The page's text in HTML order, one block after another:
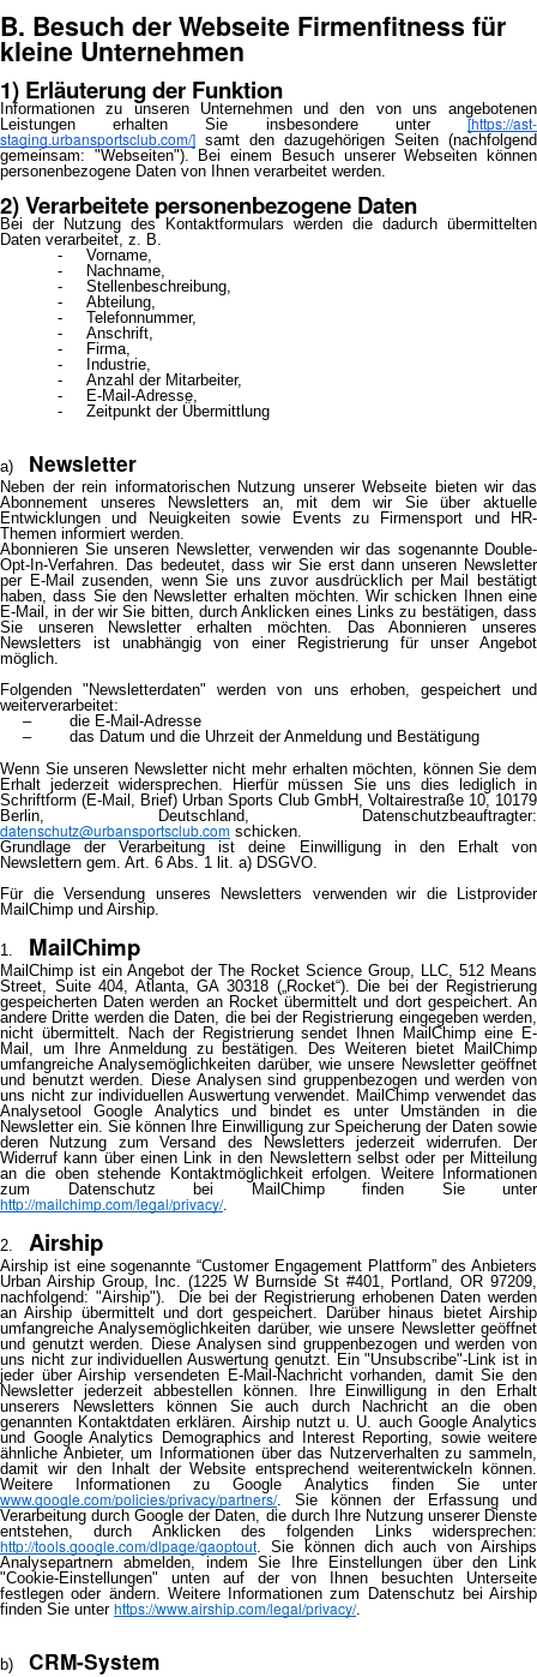
B. Besuch der Webseite Firmenfitness für
kleine Unternehmen
1) Erläuterung der Funktion
Informationen zu unseren Unternehmen und den von uns angebotenen
Leistungen erhalten Sie insbesondere unter[https://ast-
staging.urbansportsclub.com/] samt den dazugehörigen Seiten (nachfolgend
gemeinsam: "Webseiten"). Bei einem Besuch unserer Webseiten können
personenbezogene Daten von Ihnen verarbeitet werden.
2) Verarbeitete personenbezogene Daten
Bei der Nutzung des Kontaktformulars werden die dadurch übermittelten
Daten verarbeitet, z. B.
Vorname,
Nachname,
Stellenbeschreibung,
Abteilung,
Telefonnummer,
Anschrift,
Firma,
Industrie,
Anzahl der Mitarbeiter,
E-Mail-Adresse,
Zeitpunkt der Übermittlung
Newsletter
Neben der rein informatorischen Nutzung unserer Webseite bieten wir das
Abonnement unseres Newsletters an, mit dem wir Sie über aktuelle
Entwicklungen und Neuigkeiten sowie Events zu Firmensport und HR-
Themen informiert werden.
Abonnieren Sie unseren Newsletter, verwenden wir das sogenannte Double-
Opt-In-Verfahren. Das bedeutet, dass wir Sie erst dann unseren Newsletter
per E-Mail zusenden, wenn Sie uns zuvor ausdrücklich per Mail bestätigt
haben, dass Sie den Newsletter erhalten möchten. Wir schicken Ihnen eine
E-Mail, in der wir Sie bitten, durch Anklicken eines Links zu bestätigen, dass
Sie unseren Newsletter erhalten möchten. Das Abonnieren unseres
Newsletters ist unabhängig von einer Registrierung für unser Angebot
möglich.
Folgenden "Newsletterdaten" werden von uns erhoben, gespeichert und
weiterverarbeitet:
– die E-Mail-Adresse
– das Datum und die Uhrzeit der Anmeldung und Bestätigung
Wenn Sie unseren Newsletter nicht mehr erhalten möchten, können Sie dem
Erhalt jederzeit widersprechen. Hierfür müssen Sie uns dies lediglich in
Schriftform (E-Mail, Brief) Urban Sports Club GmbH, Voltairestraße 10, 10179
Berlin, Deutschland, Datenschutzbeauftragter:
datenschutz@urbansportsclub.com schicken.
Grundlage der Verarbeitung ist deine Einwilligung in den Erhalt von
Newslettern gem. Art. 6 Abs. 1 lit. a) DSGVO.
Für die Versendung unseres Newsletters verwenden wir die Listprovider
MailChimp und Airship.
MailChimp
MailChimp ist ein Angebot der The Rocket Science Group, LLC, 512 Means
Street, Suite 404, Atlanta, GA 30318 („Rocket“). Die bei der Registrierung
gespeicherten Daten werden an Rocket übermittelt und dort gespeichert. An
andere Dritte werden die Daten, die bei der Registrierung eingegeben werden,
nicht übermittelt. Nach der Registrierung sendet Ihnen MailChimp eine E-
Mail, um Ihre Anmeldung zu bestätigen. Des Weiteren bietet MailChimp
umfangreiche Analysemöglichkeiten darüber, wie unsere Newsletter geöffnet
und benutzt werden. Diese Analysen sind gruppenbezogen und werden von
uns nicht zur individuellen Auswertung verwendet. MailChimp verwendet das
Analysetool Google Analytics und bindet es unter Umständen in die
Newsletter ein. Sie können Ihre Einwilligung zur Speicherung der Daten sowie
deren Nutzung zum Versand des Newsletters jederzeit widerrufen. Der
Widerruf kann über einen Link in den Newslettern selbst oder per Mitteilung
an die oben stehende Kontaktmöglichkeit erfolgen. Weitere Informationen
zum Datenschutz bei MailChimp finden Sie unter
http://mailchimp.com/legal/privacy/.
Airship
Airship ist eine sogenannte “Customer Engagement Plattform” des Anbieters
Urban Airship Group, Inc. (1225 W Burnside St #401, Portland, OR 97209,
nachfolgend: "Airship"). Die bei der Registrierung erhobenen Daten werden
an Airship übermittelt und dort gespeichert. Darüber hinaus bietet Airship
umfangreiche Analysemöglichkeiten darüber, wie unsere Newsletter geöffnet
und genutzt werden. Diese Analysen sind gruppenbezogen und werden von
uns nicht zur individuellen Auswertung genutzt. Ein "Unsubscribe"-Link ist in
jeder über Airship versendeten E-Mail-Nachricht vorhanden, damit Sie den
Newsletter jederzeit abbestellen können. Ihre Einwilligung in den Erhalt
unserers Newsletters können Sie auch durch Nachricht an die oben
genannten Kontaktdaten erklären. Airship nutzt u. U. auch Google Analytics
und Google Analytics Demographics and Interest Reporting, sowie weitere
ähnliche Anbieter, um Informationen über das Nutzerverhalten zu sammeln,
damit wir den Inhalt der Website entsprechend weiterentwickeln können.
Weitere Informationen zu Google Analytics finden Sie unter
www.google.com/policies/privacy/partners/. Sie können der Erfassung und
Verarbeitung durch Google der Daten, die durch Ihre Nutzung unserer Dienste
entstehen, durch Anklicken des folgenden Links widersprechen:
http://tools.google.com/dlpage/gaoptout . Sie können dich auch von Airships
Analysepartnern abmelden, indem Sie Ihre Einstellungen über den Link
"Cookie-Einstellungen" unten auf der von Ihnen besuchten Unterseite
festlegen oder ändern. Weitere Informationen zum Datenschutz bei Airship
finden Sie unter https://www.airship.com/legal/privacy/.
CRM-System